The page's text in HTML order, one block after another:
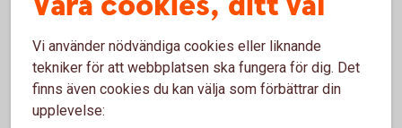
Välkommen att kontakta er kundansvarige eller ett
Frågor? Välkommen till ettkontor
Vi använder nödvändiga cookies eller liknande
tekniker för att webbplatsen ska fungera för dig. Det
finns även cookies du kan välja som förbättrar din
upplevelse: